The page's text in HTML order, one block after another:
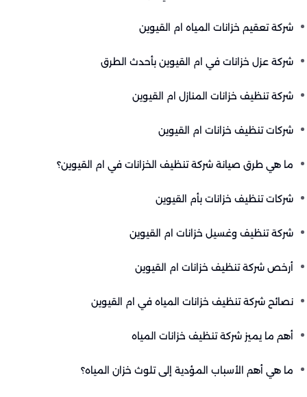
شركة تعقيم خزانات المياه ام القيوين
شركة عزل خزانات في ام القيوين بأحدث الطرق
شركة تنظيف خزانات المنازل ام القيوين
شركات تنظيف خزانات ام القيوين
ما هي طرق صيانة شركة تنظيف الخزانات في ام القيوين؟
شركات تنظيف خزانات بأم القيوين
شركة تنظيف وغسيل خزانات ام القيوين
أرخص شركة تنظيف خزانات ام القيوين
نصائح شركة تنظيف خزانات المياه في ام القيوين
أهم ما يميز شركة تنظيف خزانات المياه
ما هي أهم الأسباب المؤدية إلى تلوث خزان المياه؟